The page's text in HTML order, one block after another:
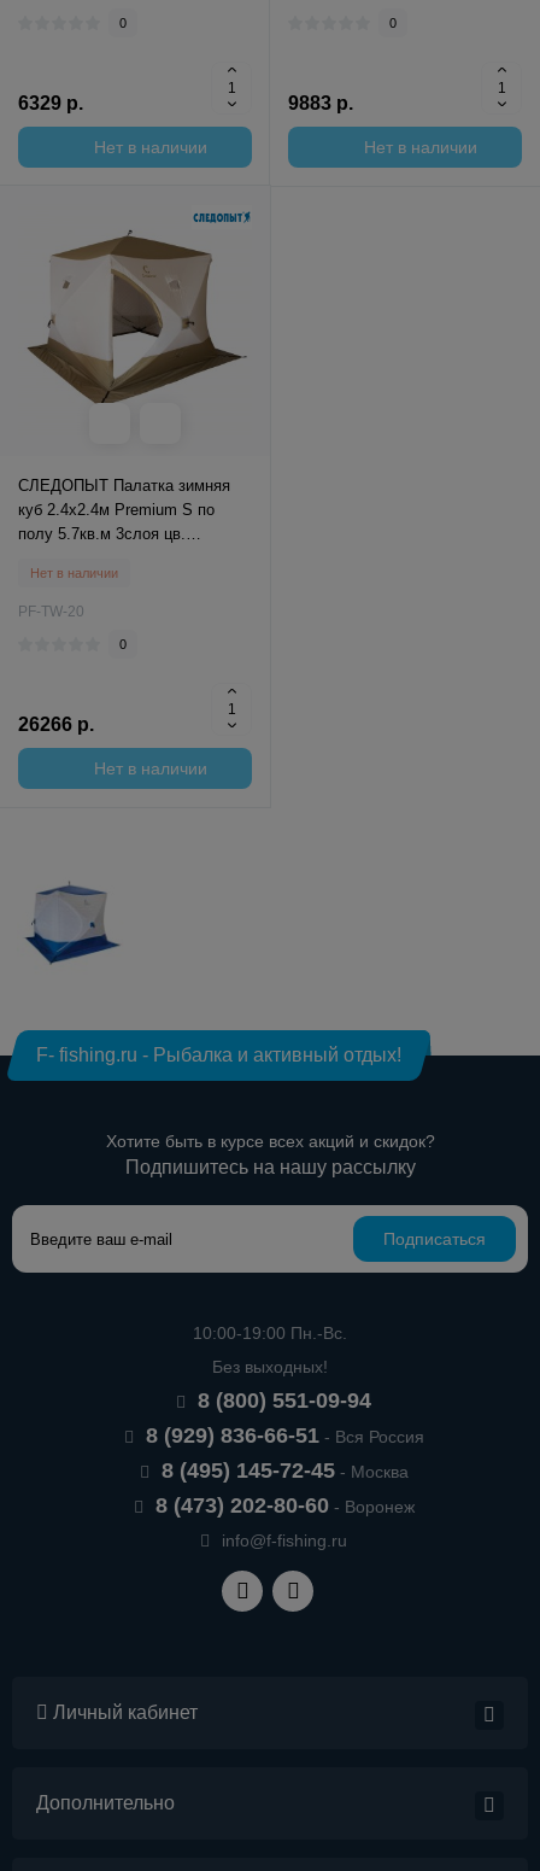
0
6329 р.
Нет в наличии
0
9883 р.
Нет в наличии
СЛЕДОПЫТ Палатка зимняя
куб 2.4х2.4м Premium S по
полу 5.7кв.м 3слоя цв.
Нет в наличии
PF-TW-20
0
26266 р.
Нет в наличии
F- fishing.ru - Рыбалка и активный отдых!
Хотите быть в курсе всех акций и скидок?
Подпишитесь на нашу рассылку
Подписаться
10:00-19:00 Пн.-Вс.
Без выходных!
8 (800) 551-09-94
8 (929) 836-66-51- Вся Россия
8 (495) 145-72-45- Москва
8 (473) 202-80-60- Воронеж
info@f-fishing.ru
Личный кабинет
Дополнительно